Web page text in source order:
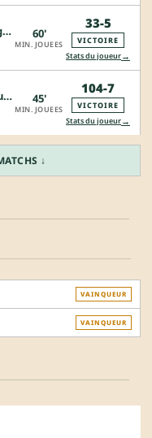
Afrique du Sud U20 - Georgie U20 60'
MIN. JOUEES
33-5
VICTOIRE
Stats du joueur→
Afrique du Sud U20 - Uruguay U20 45'
MIN. JOUEES
104-7
VICTOIRE
Stats du joueur→
↓
VAINQUEUR
VAINQUEUR